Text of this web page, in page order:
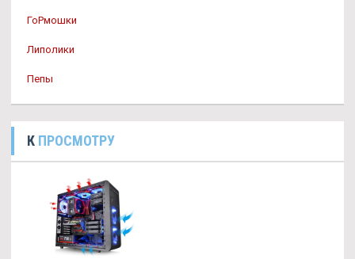
ГоРмошки
Липолики
Пепы
К ПРОСМОТРУ